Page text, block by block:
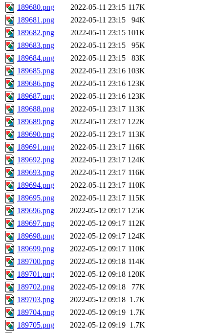
189680.png
2022-05-11 23:15 117K
189681.png
2022-05-11 23:15
94K
189682.png
2022-05-11 23:15 101K
189683.png
2022-05-11 23:15
95K
189684.png
2022-05-11 23:15
83K
189685.png
2022-05-11 23:16 103K
189686.png
2022-05-11 23:16 123K
189687.png
2022-05-11 23:16 123K
189688.png
2022-05-11 23:17 113K
189689.png
2022-05-11 23:17 122K
189690.png
2022-05-11 23:17 113K
189691.png
2022-05-11 23:17 116K
189692.png
2022-05-11 23:17 124K
189693.png
2022-05-11 23:17 116K
189694.png
2022-05-11 23:17 110K
189695.png
2022-05-11 23:17 115K
189696.png
2022-05-12 09:17 125K
189697.png
2022-05-12 09:17 112K
189698.png
2022-05-12 09:17 124K
189699.png
2022-05-12 09:17 110K
189700.png
2022-05-12 09:18 114K
189701.png
2022-05-12 09:18 120K
189702.png
2022-05-12 09:18
77K
189703.png
2022-05-12 09:18 1.7K
189704.png
2022-05-12 09:19 1.7K
189705.png
2022-05-12 09:19 1.7K